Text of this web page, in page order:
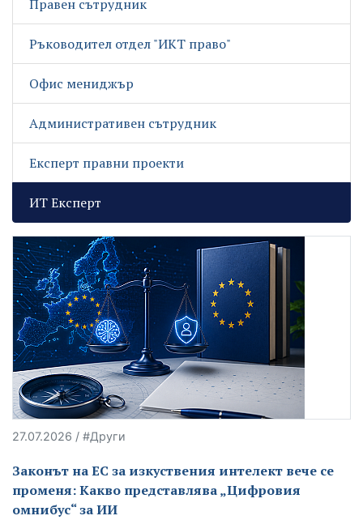
Правен сътрудник
Ръководител отдел "ИКТ право"
Офис мениджър
Административен сътрудник
Експерт правни проекти
ИТ Експерт
27.07.2026 / #Други
Законът на ЕС за изкуствения интелект вече се
променя: Какво представлява „Цифровия
омнибус“ за ИИ